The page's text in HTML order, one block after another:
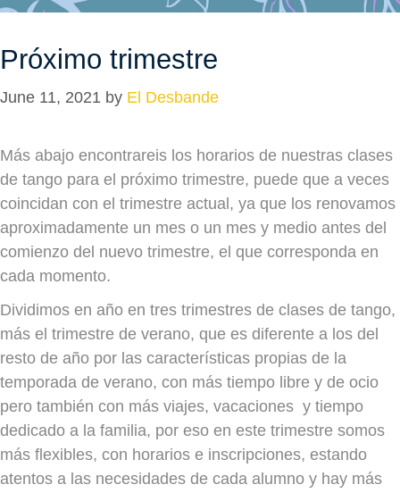
Próximo trimestre
June 11, 2021 by El Desbande
Más abajo encontrareis los horarios de nuestras clases
de tango para el próximo trimestre, puede que a veces
coincidan con el trimestre actual, ya que los renovamos
aproximadamente un mes o un mes y medio antes del
comienzo del nuevo trimestre, el que corresponda en
cada momento.
Dividimos en año en tres trimestres de clases de tango,
más el trimestre de verano, que es diferente a los del
resto de año por las características propias de la
temporada de verano, con más tiempo libre y de ocio
pero también con más viajes, vacaciones y tiempo
dedicado a la familia, por eso en este trimestre somos
más flexibles, con horarios e inscripciones, estando
atentos a las necesidades de cada alumno y hay más